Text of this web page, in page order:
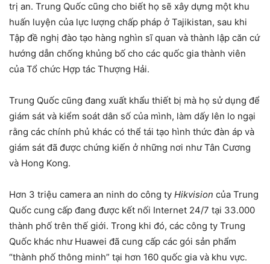
trị an. Trung Quốc cũng cho biết họ sẽ xây dựng một khu
huấn luyện của lực lượng chấp pháp ở Tajikistan, sau khi
Tập đề nghị đào tạo hàng nghìn sĩ quan và thành lập căn cứ
hướng dẫn chống khủng bố cho các quốc gia thành viên
của Tổ chức Hợp tác Thượng Hải.
Trung Quốc cũng đang xuất khẩu thiết bị mà họ sử dụng để
giám sát và kiểm soát dân số của mình, làm dấy lên lo ngại
rằng các chính phủ khác có thể tái tạo hình thức đàn áp và
giám sát đã được chứng kiến ở những nơi như Tân Cương
và Hong Kong.
Hơn 3 triệu camera an ninh do công ty Hikvision của Trung
Quốc cung cấp đang được kết nối Internet 24/7 tại 33.000
thành phố trên thế giới. Trong khi đó, các công ty Trung
Quốc khác như Huawei đã cung cấp các gói sản phẩm
“thành phố thông minh” tại hơn 160 quốc gia và khu vực.